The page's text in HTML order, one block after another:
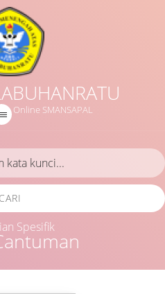
Online SMANSAPAL
CARI
Spesifik